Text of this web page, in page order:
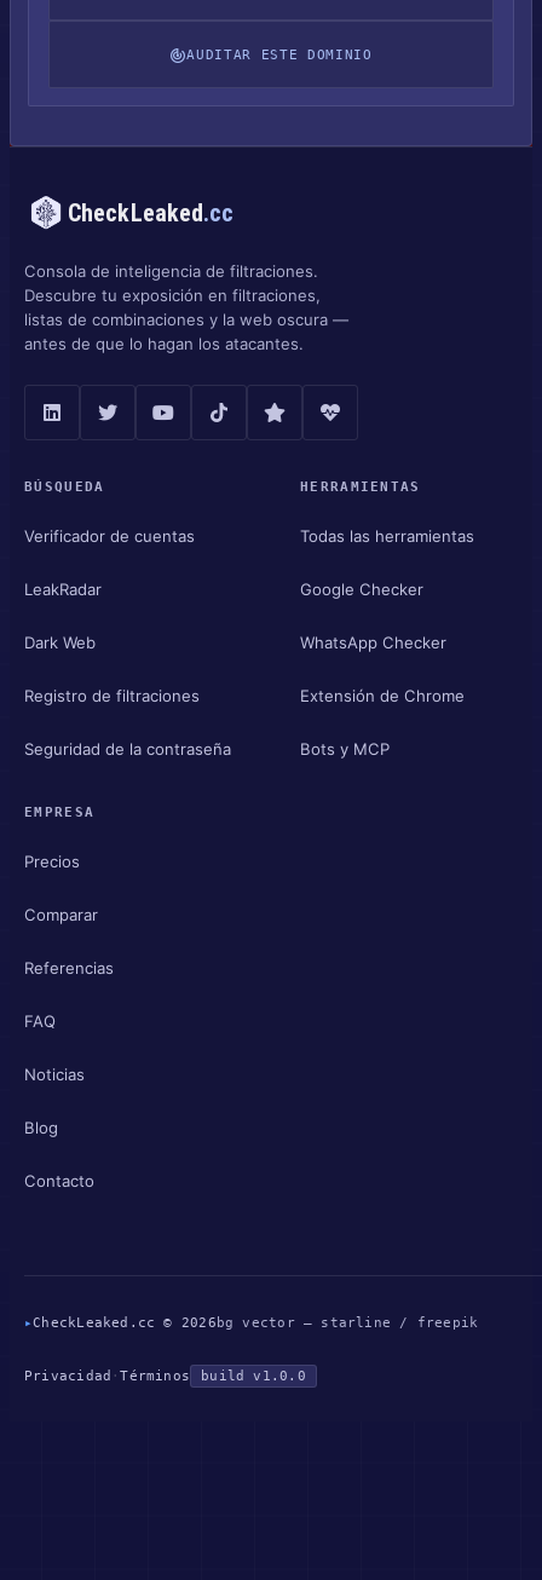
AUDITAR ESTE DOMINIO
CheckLeaked.cc
Consola de inteligencia de filtraciones.
Descubre tu exposición en filtraciones,
listas de combinaciones y la web oscura —
antes de que lo hagan los atacantes.
BÚSQUEDA
Verificador de cuentas
LeakRadar
Dark Web
Registro de filtraciones
Seguridad de la contraseña
HERRAMIENTAS
Todas las herramientas
Google Checker
WhatsApp Checker
Extensión de Chrome
Bots y MCP
EMPRESA
Precios
Comparar
Referencias
FAQ
Noticias
Blog
Contacto
▸CheckLeaked.cc © 2026 bg vector — starline / freepik
Privacidad ·Términos build v1.0.0